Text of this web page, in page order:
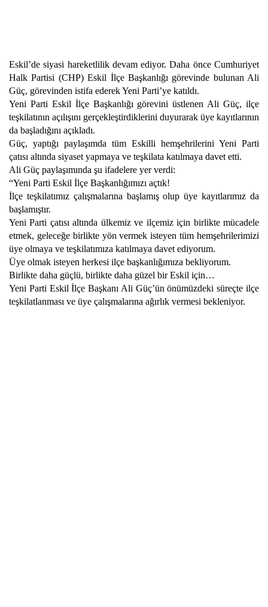
Eskil’de siyasi hareketlilik devam ediyor. Daha önce Cumhuriyet
Halk Partisi (CHP) Eskil İlçe Başkanlığı görevinde bulunan Ali
Güç, görevinden istifa ederek Yeni Parti’ye katıldı.
Yeni Parti Eskil İlçe Başkanlığı görevini üstlenen Ali Güç, ilçe
teşkilatının açılışını gerçekleştirdiklerini duyurarak üye kayıtlarının
da başladığını açıkladı.
Güç, yaptığı paylaşımda tüm Eskilli hemşehrilerini Yeni Parti
çatısı altında siyaset yapmaya ve teşkilata katılmaya davet etti.
Ali Güç paylaşımında şu ifadelere yer verdi:
“Yeni Parti Eskil İlçe Başkanlığımızı açtık!
İlçe teşkilatımız çalışmalarına başlamış olup üye kayıtlarımız da
başlamıştır.
Yeni Parti çatısı altında ülkemiz ve ilçemiz için birlikte mücadele
etmek, geleceğe birlikte yön vermek isteyen tüm hemşehrilerimizi
üye olmaya ve teşkilatımıza katılmaya davet ediyorum.
Üye olmak isteyen herkesi ilçe başkanlığımıza bekliyorum.
Birlikte daha güçlü, birlikte daha güzel bir Eskil için…
Yeni Parti Eskil İlçe Başkanı Ali Güç’ün önümüzdeki süreçte ilçe
teşkilatlanması ve üye çalışmalarına ağırlık vermesi bekleniyor.